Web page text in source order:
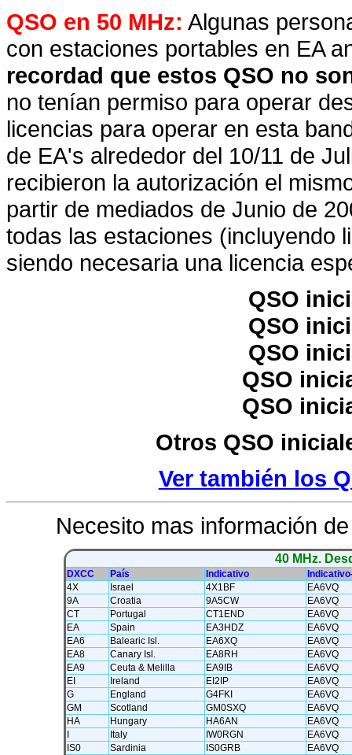
QSO en 50 MHz: Algunas
con estaciones portables en EA
recordad que estos QSO no
no tenían permiso para operar
licencias para operar en esta
de EA's alrededor del 10/11 de
recibieron la autorización el
partir de mediados de Junio de
todas las estaciones (incluyendo
siendo necesaria una licencia
QSO
QSO
QSO
QSO
QSO
Otros QSO
Ver también los
Necesito mas información
40 MHz.
DXCC País Indicativo
4X
Israel 4X1BF
EA6VQ
9A
Croatia 9A5CW
EA6VQ
CT
Portugal CT1END
EA6VQ
EA
Spain EA3HDZ
EA6VQ
EA6
Balearic Isl. EA6XQ
EA6VQ
EA8
Canary Isl. EA8RH
EA6VQ
EA9
Ceuta & Melilla EA9IB
EA6VQ
EI
Ireland EI2IP
EA6VQ
G
England G4FKI
EA6VQ
GM
Scotland GM0SXQ
EA6VQ
HA
Hungary HA6AN
EA6VQ
Italy IW0RGN
EA6VQ
IS0
Sardinia IS0GRB
EA6VQ